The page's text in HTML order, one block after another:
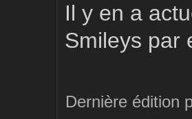
Il y en a
Smileys par
Dernière édition